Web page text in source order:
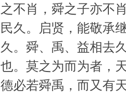
之不肖，舜之子亦不
民久。启贤，能敬承
久。舜、禹、益相去
也。莫之为而为者，
德必若舜禹，而又有